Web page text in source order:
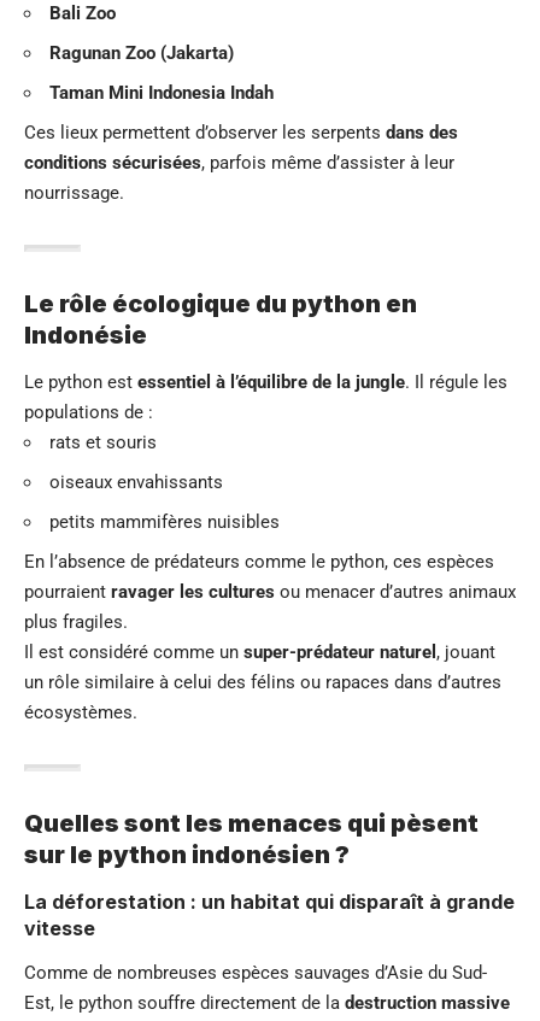
Bali Zoo
Ragunan Zoo (Jakarta)
Taman Mini Indonesia Indah
Ces lieux permettent d’observer les serpents dans des
conditions sécurisées, parfois même d’assister à leur
nourrissage.
Le rôle écologique du python en
Indonésie
Le python est essentiel à l’équilibre de la jungle. Il régule les
populations de :
rats et souris
oiseaux envahissants
petits mammifères nuisibles
En l’absence de prédateurs comme le python, ces espèces
pourraient ravager les cultures ou menacer d’autres animaux
plus fragiles.
Il est considéré comme un super-prédateur naturel , jouant
un rôle similaire à celui des félins ou rapaces dans d’autres
écosystèmes.
Quelles sont les menaces qui pèsent
sur le python indonésien ?
La déforestation : un habitat qui disparaît à grande
vitesse
Comme de nombreuses espèces sauvages d’Asie du Sud-
Est, le python souffre directement de la destruction massive